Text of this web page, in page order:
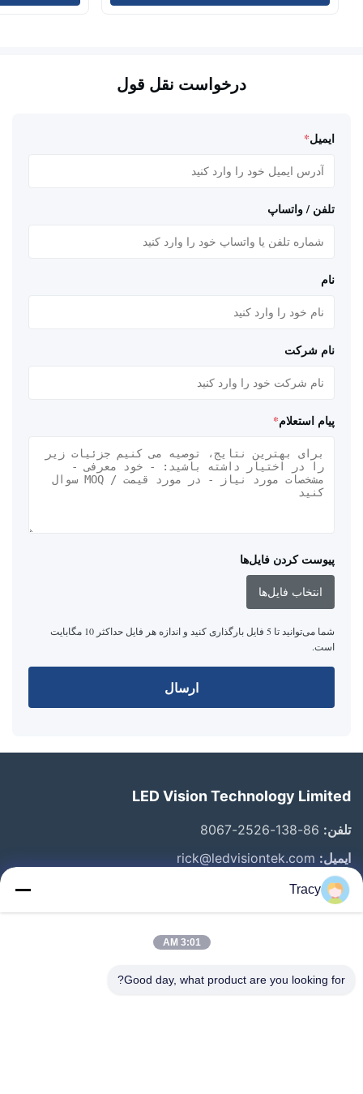
درخواست نقل قول
ایمیل*
تلفن / واتساپ
نام
نام شرکت
پیام استعلام*
پیوست کردن فایل‌ها
انتخاب فایل‌ها
شما می‌توانید تا 5 فایل بارگذاری کنید و اندازه هر فایل حداکثر 10 مگابایت
است.
ارسال
LED Vision Technology Limited
تلفن:
ایمیل:
پیوندهای سریع
محصولات
Tracy
3:01 AM
Good day, what product are you looking for?